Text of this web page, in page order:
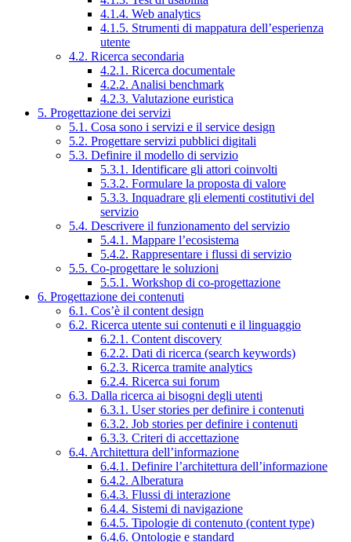
4.1.4. Web analytics
4.1.5. Strumenti di mappatura dell’esperienza
utente
4.2. Ricerca secondaria
4.2.1. Ricerca documentale
4.2.2. Analisi benchmark
4.2.3. Valutazione euristica
5. Progettazione dei servizi
5.1. Cosa sono i servizi e il service design
5.2. Progettare servizi pubblici digitali
5.3. Definire il modello di servizio
5.3.1. Identificare gli attori coinvolti
5.3.2. Formulare la proposta di valore
5.3.3. Inquadrare gli elementi costitutivi del
servizio
5.4. Descrivere il funzionamento del servizio
5.4.1. Mappare l’ecosistema
5.4.2. Rappresentare i flussi di servizio
5.5. Co-progettare le soluzioni
5.5.1. Workshop di co-progettazione
6. Progettazione dei contenuti
6.1. Cos’è il content design
6.2. Ricerca utente sui contenuti e il linguaggio
6.2.1. Content discovery
6.2.2. Dati di ricerca (search keywords)
6.2.3. Ricerca tramite analytics
6.2.4. Ricerca sui forum
6.3. Dalla ricerca ai bisogni degli utenti
6.3.1. User stories per definire i contenuti
6.3.2. Job stories per definire i contenuti
6.3.3. Criteri di accettazione
6.4. Architettura dell’informazione
6.4.1. Definire l’architettura dell’informazione
6.4.2. Alberatura
6.4.3. Flussi di interazione
6.4.4. Sistemi di navigazione
6.4.5. Tipologie di contenuto (content type)
6.4.6. Ontologie e standard